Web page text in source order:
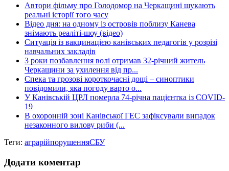
Автори фільму про Голодомор на Черкащині шукають
реальні історії того часу
Відео дня: на одному із островів поблизу Канева
знімають реаліті-шоу (відео)
Ситуація із вакцинацією канівських педагогів у розрізі
навчальних закладів
3 роки позбавлення волі отримав 32-річний житель
Черкащини за ухилення від пр...
Спека та грозові короткочасні дощі – синоптики
повідомили, яка погоду варто о...
У Канівській ЦРЛ померла 74-річна пацієнтка із COVID-
19
В охоронній зоні Канівської ГЕС зафіксували випадок
незаконного вилову риби (...
Теги: аграрійпорушенняСБУ
Додати коментар